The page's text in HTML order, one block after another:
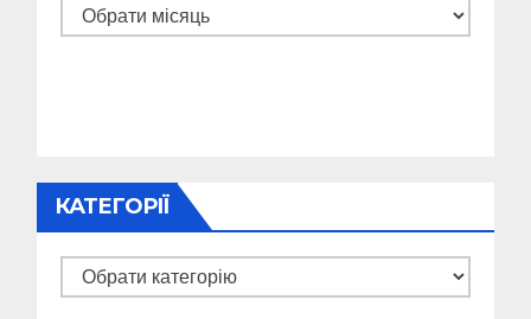
Архіви
КАТЕГОРІЇ
Категорії